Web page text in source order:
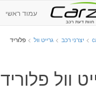
חוות דעת רכב
עמוד ראשי
> יצרני רכב > גרייט וול > פלוריד
וול פלוריד